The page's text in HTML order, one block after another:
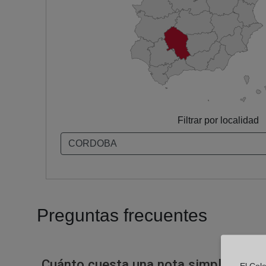
Filtrar por localidad
Preguntas frecuentes